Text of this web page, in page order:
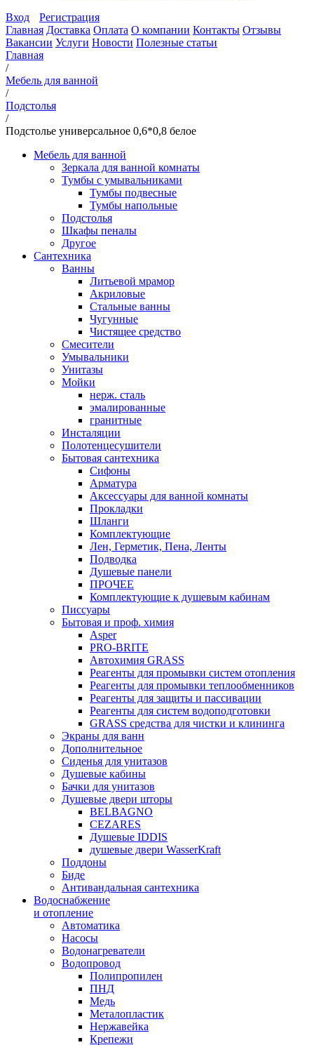
Вход
Регистрация
Главная Доставка Оплата О компании Контакты Отзывы
Вакансии Услуги Новости Полезные статьи
Главная
/
Мебель для ванной
/
Подстолья
/
Подстолье универсальное 0,6*0,8 белое
Мебель для ванной
Зеркала для ванной комнаты
Тумбы с умывальниками
Тумбы подвесные
Тумбы напольные
Подстолья
Шкафы пеналы
Другое
Сантехника
Ванны
Литьевой мрамор
Акриловые
Стальные ванны
Чугунные
Чистящее средство
Смесители
Умывальники
Унитазы
Мойки
нерж. сталь
эмалированные
гранитные
Инсталяции
Полотенцесушители
Бытовая сантехника
Сифоны
Арматура
Аксессуары для ванной комнаты
Прокладки
Шланги
Комплектующие
Лен, Герметик, Пена, Ленты
Подводка
Душевые панели
ПРОЧЕЕ
Комплектующие к душевым кабинам
Писсуары
Бытовая и проф. химия
Asper
PRO-BRITE
Автохимия GRASS
Реагенты для промывки систем отопления
Реагенты для промывки теплообменников
Реагенты для защиты и пассивации
Реагенты для систем водоподготовки
GRASS средства для чистки и клининга
Экраны для ванн
Дополнительное
Сиденья для унитазов
Душевые кабины
Бачки для унитазов
Душевые двери шторы
BELBAGNO
CEZARES
Душевые IDDIS
душевые двери WasserKraft
Поддоны
Биде
Антивандальная сантехника
Водоснабжение
и отопление
Автоматика
Насосы
Водонагреватели
Водопровод
Полипропилен
ПНД
Медь
Металопластик
Нержавейка
Крепежи